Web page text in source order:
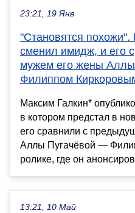
23:21, 19 Янв
"Становятся
сменил имидж, и его
мужем его жены
Филиппом
Максим Галкин*
в котором предстал в
его сравнили с
Аллы Пугачёвой —
ролике, где он
13:21, 10 Май